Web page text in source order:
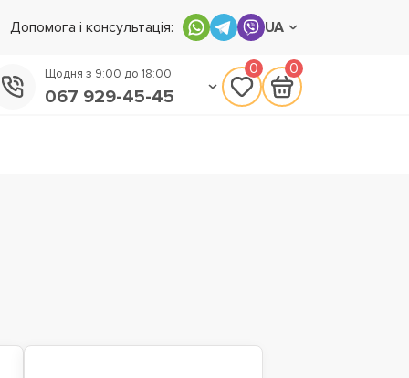
Допомога і консультація: UA
Щодня з 9:00 до 18:00
067 929-45-45
0 0